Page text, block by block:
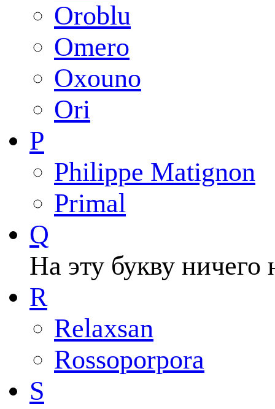
Oroblu
Omero
Oxouno
Ori
P
Philippe Matignon
Primal
Q
На эту букву ничего
R
Relaxsan
Rossoporpora
S